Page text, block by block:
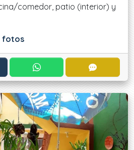
comedor, patio (interior) y
fotos
CONTACTAR POR